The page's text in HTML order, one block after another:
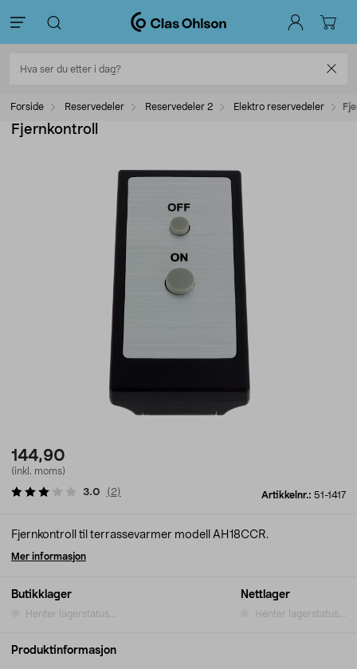
Forside Reservedeler Reservedeler 2 Elektro reservedeler
Fjernkontroll
144,90
(inkl. moms)
Artikkelnr.: 51-1417
3.0 ( 2)
Butikklager
Henter lagerstatus...
Nettlager
Henter lagerstatus...
Fjernkontroll til terrassevarmer modell AH18CCR.
Mer informasjon
Produktinformasjon